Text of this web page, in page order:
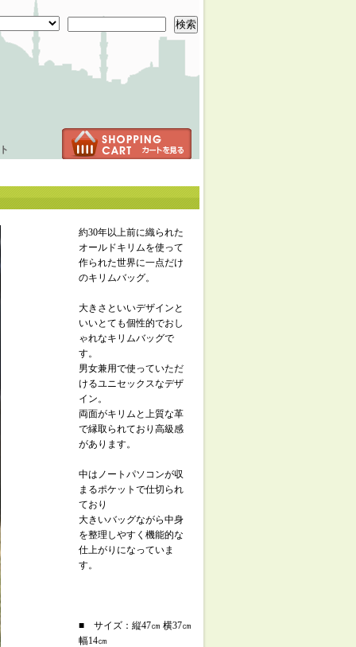
検索
約30年以上前に織られた
オールドキリムを使って
作られた世界に一点だけ
のキリムバッグ。
大きさといいデザインと
いいとても個性的でおし
ゃれなキリムバッグで
す。
男女兼用で使っていただ
けるユニセックスなデザ
イン。
両面がキリムと上質な革
で縁取られており高級感
があります。
中はノートパソコンが収
まるポケットで仕切られ
ており
大きいバッグながら中身
を整理しやすく機能的な
仕上がりになっていま
す。
■ サイズ：縦47㎝ 横37㎝
幅14㎝